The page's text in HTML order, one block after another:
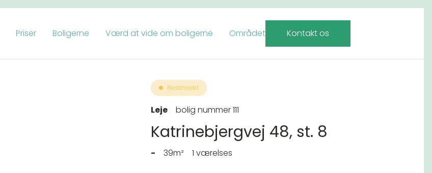
Priser Boligerne Værd at vide om boligerne Området Kontakt os
Reserveret
Leje bolig nummer 111
Katrinebjergvej 48, st. 8
- 39m² 1 værelses